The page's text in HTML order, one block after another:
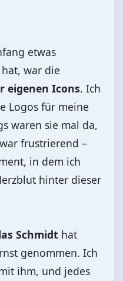
etwas
war die
eigenen Icons. Ich
Logos für meine
waren sie mal da,
frustrierend –
in dem ich
hinter dieser
Schmidt hat
genommen. Ich
ihm, und jedes